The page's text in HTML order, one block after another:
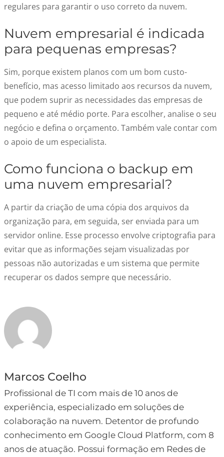
regulares para garantir o uso correto da nuvem.
Nuvem empresarial é indicada
para pequenas empresas?
Sim, porque existem planos com um bom custo-
benefício, mas acesso limitado aos recursos da nuvem,
que podem suprir as necessidades das empresas de
pequeno e até médio porte. Para escolher, analise o seu
negócio e defina o orçamento. Também vale contar com
o apoio de um especialista.
Como funciona o backup em
uma nuvem empresarial?
A partir da criação de uma cópia dos arquivos da
organização para, em seguida, ser enviada para um
servidor online. Esse processo envolve criptografia para
evitar que as informações sejam visualizadas por
pessoas não autorizadas e um sistema que permite
recuperar os dados sempre que necessário.
Marcos Coelho
Profissional de TI com mais de 10 anos de
experiência, especializado em soluções de
colaboração na nuvem. Detentor de profundo
conhecimento em Google Cloud Platform, com 8
anos de atuação. Possui formação em Redes de